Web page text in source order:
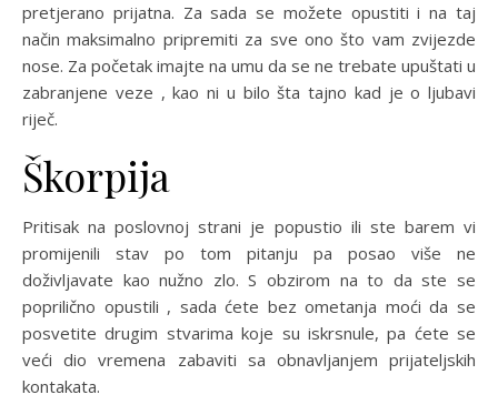
pretjerano prijatna. Za sada se možete opustiti i na taj
način maksimalno pripremiti za sve ono što vam zvijezde
nose. Za početak imajte na umu da se ne trebate upuštati u
zabranjene veze , kao ni u bilo šta tajno kad je o ljubavi
riječ.
Škorpija
Pritisak na poslovnoj strani je popustio ili ste barem vi
promijenili stav po tom pitanju pa posao više ne
doživljavate kao nužno zlo. S obzirom na to da ste se
poprilično opustili , sada ćete bez ometanja moći da se
posvetite drugim stvarima koje su iskrsnule, pa ćete se
veći dio vremena zabaviti sa obnavljanjem prijateljskih
kontakata.